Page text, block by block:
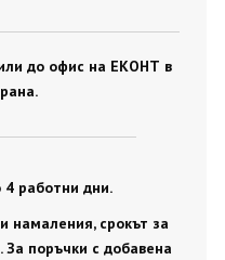
до офис на ЕКОНТ в
4 работни дни.
намаления, срокът за
поръчки с добавена